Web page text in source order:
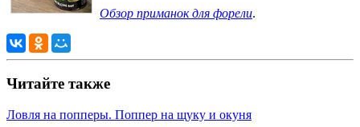
Обзор приманок для форели.
Читайте также
Ловля на попперы. Поппер на щуку и окуня